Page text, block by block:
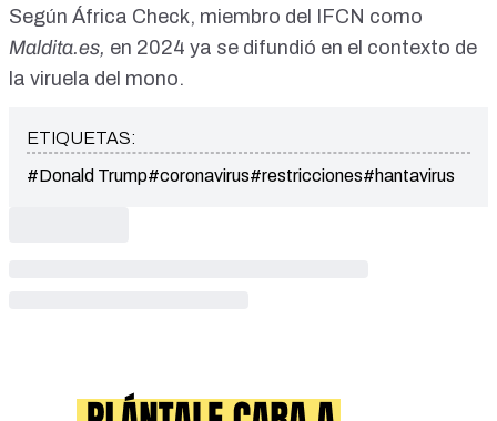
Según África Check, miembro del IFCN como
Maldita.es, en 2024 ya se difundió en el contexto de
la viruela del mono.
ETIQUETAS:
#Donald Trump#coronavirus#restricciones#hantavirus